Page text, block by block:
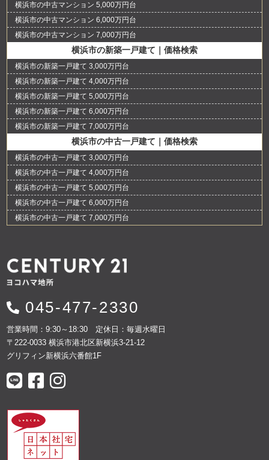
横浜市の中古マンション 5,000万円台
横浜市の中古マンション 6,000万円台
横浜市の中古マンション 7,000万円台
横浜市の新築一戸建て｜価格検索
横浜市の新築一戸建て 3,000万円台
横浜市の新築一戸建て 4,000万円台
横浜市の新築一戸建て 5,000万円台
横浜市の新築一戸建て 6,000万円台
横浜市の新築一戸建て 7,000万円台
横浜市の中古一戸建て｜価格検索
横浜市の中古一戸建て 3,000万円台
横浜市の中古一戸建て 4,000万円台
横浜市の中古一戸建て 5,000万円台
横浜市の中古一戸建て 6,000万円台
横浜市の中古一戸建て 7,000万円台
045-477-2330
営業時間：9:30～18:30 定休日：毎週水曜日
〒222-0033 横浜市港北区新横浜3-21-12
グリフィン新横浜六番館1F